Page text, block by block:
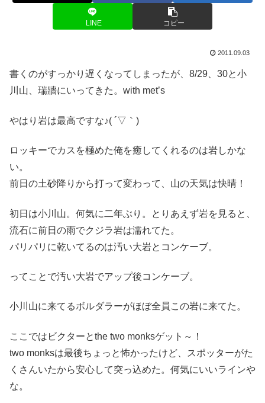
LINE コピー
2011.09.03
書くのがすっかり遅くなってしまったが、8/29、30と小
川山、瑞牆にいってきた。with met’s
やはり岩は最高ですな♪( ´▽｀)
ロッキーでカスを極めた俺を癒してくれるのは岩しかな
い。
前日の土砂降りから打って変わって、山の天気は快晴！
初日は小川山。何気に二年ぶり。とりあえず岩を見ると、
流石に前日の雨でクジラ岩は濡れてた。
パリパリに乾いてるのは汚い大岩とコンケーブ。
ってことで汚い大岩でアップ後コンケーブ。
小川山に来てるボルダラーがほぼ全員この岩に来てた。
ここではビクターとthe two monksゲット～！
two monksは最後ちょっと怖かったけど、スポッターがた
くさんいたから安心して突っ込めた。何気にいいラインや
な。